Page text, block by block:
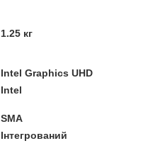
1.25 кг
Intel Graphics UHD
Intel
SMA
Інтегрований